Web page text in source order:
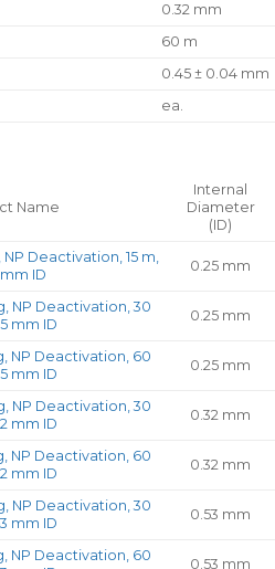
0.32 mm
60 m
0.45 ± 0.04 mm
ea.
Name
Internal
Diameter
(ID)
Deactivation, 15 m,
ID
0.25 mm
NP Deactivation, 30
mm ID
0.25 mm
NP Deactivation, 60
mm ID
0.25 mm
NP Deactivation, 30
mm ID
0.32 mm
NP Deactivation, 60
mm ID
0.32 mm
NP Deactivation, 30
mm ID
0.53 mm
NP Deactivation, 60
0.53 mm